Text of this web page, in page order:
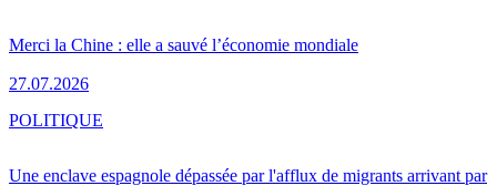
Merci la Chine : elle a sauvé l’économie mondiale
27.07.2026
Une enclave espagnole dépassée par l'afflux de migrants arrivant par
POLITIQUE